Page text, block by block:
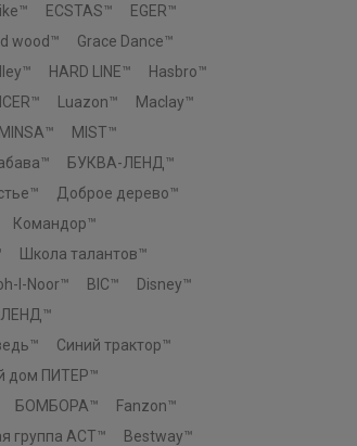
ECSTAS™
EGER™
wood™
Grace Dance™
HARD LINE™
Hasbro™
Luazon™
Maclay™
MINSA™
MIST™
БУКВА-ЛЕНД™
Доброе дерево™
Командор™
Школа талантов™
I-Noor™ BIC™
Disney™
Синий трактор™
дом ПИТЕР™
БОМБОРА™
Fanzon™
группа АСТ™
Bestway™